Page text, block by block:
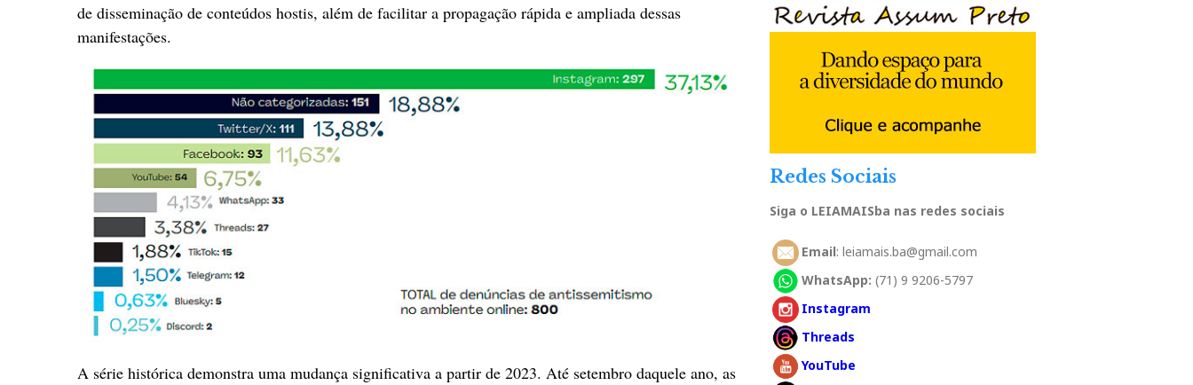
de disseminação de conteúdos hostis, além de facilitar a propagação rápida e ampliada dessas
manifestações.
A série histórica demonstra uma mudança significativa a partir de 2023. Até setembro daquele ano, as
Redes Sociais
Siga o LEIAMAISba nas redes sociais
Email: leiamais.ba@gmail.com
WhatsApp: (71) 9 9206-5797
Instagram
Threads
YouTube